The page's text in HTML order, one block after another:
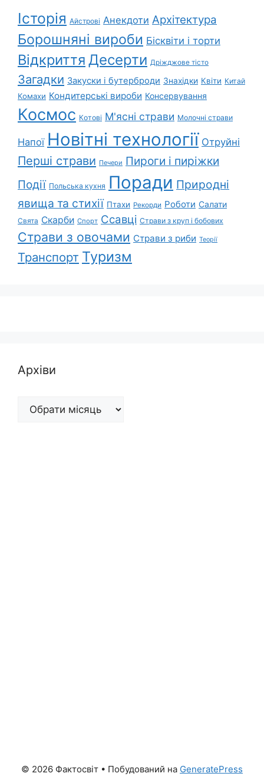
Історія Айстрові Анекдоти Архітектура
Борошняні вироби Бісквіти і торти
Відкриття Десерти Дріжджове тісто
Загадки Закуски і бутерброди Знахідки Квіти Китай
Комахи Кондитерські вироби Консервування
Космос Котові М'ясні страви Молочні страви
Напої Новітні технології Отруйні
Перші страви Печери Пироги і пиріжки
Події Польська кухня Поради Природні
явища та стихії Птахи Рекорди Роботи Салати
Свята Скарби Спорт Ссавці Страви з круп і бобових
Страви з овочами Страви з риби Теорії
Транспорт Туризм
Архіви
Архіви
© 2026 Фактосвіт • Побудований на GeneratePress